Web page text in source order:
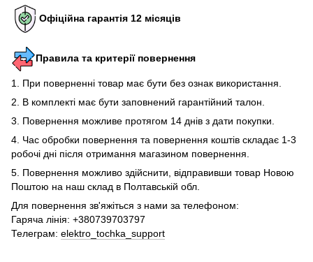
Офіційна гарантія 12 місяців
Правила та критерії повернення
1. При поверненні товар має бути без ознак використання.
2. В комплекті має бути заповнений гарантійний талон.
3. Повернення можливе протягом 14 днів з дати покупки.
4. Час обробки повернення та повернення коштів складає 1-3
робочі дні після отримання магазином повернення.
5. Повернення можливо здійснити, відправивши товар Новою
Поштою на наш склад в Полтавській обл.
Для повернення зв'яжіться з нами за телефоном:
Гаряча лінія: +380739703797
Телеграм: elektro_tochka_support